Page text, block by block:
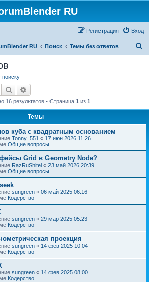
RU
Вход
Регистрация
RU Поиск Темы без ответов
Поиск
16 результатов • Страница 1 из 1
Темы
куба с квадратным основанием
Tonny_551 « 17 июн 2026 11:26
Общие вопросы
Grid в Geometry Node?
RazRuShitel « 23 май 2026 20:39
Общие вопросы
sungreen « 06 май 2025 06:16
Кодерство
sungreen « 29 мар 2025 05:23
Кодерство
проекция
sungreen « 14 фев 2025 10:04
Кодерство
sungreen « 14 фев 2025 08:00
Кодерство